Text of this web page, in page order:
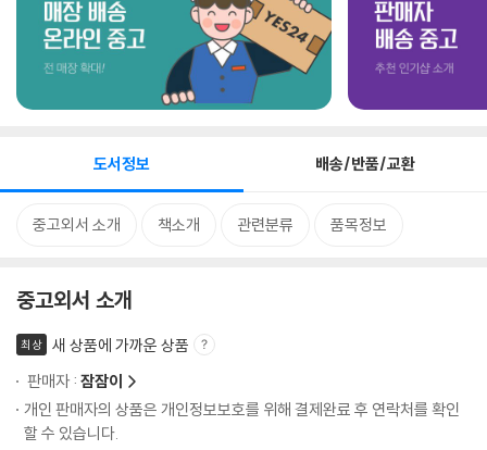
도서정보 배송/반품/교환
중고외서 소개 책소개 관련분류 품목정보
중고외서 소개
최상
새 상품에 가까운 상품
판매자 : 잠잠이
개인 판매자의 상품은 개인정보보호를 위해 결제완료 후 연락처를 확인
할 수 있습니다.